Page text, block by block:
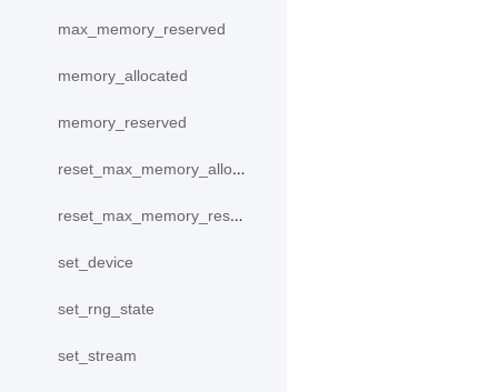
max_memory_reserved
memory_allocated
memory_reserved
reset_max_memory_allocated
reset_max_memory_reserved
set_device
set_rng_state
set_stream